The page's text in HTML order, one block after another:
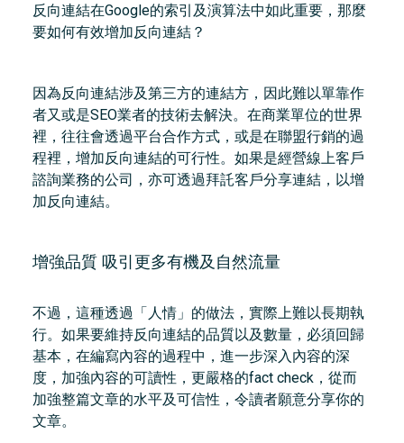
反向連結在Google的索引及演算法中如此重要，那麼
要如何有效增加反向連結？
因為反向連結涉及第三方的連結方，因此難以單靠作
者又或是SEO業者的技術去解決。在商業單位的世界
裡，往往會透過平台合作方式，或是在聯盟行銷的過
程裡，增加反向連結的可行性。如果是經營線上客戶
諮詢業務的公司，亦可透過拜託客戶分享連結，以增
加反向連結。
增強品質 吸引更多有機及自然流量
不過，這種透過「人情」的做法，實際上難以長期執
行。如果要維持反向連結的品質以及數量，必須回歸
基本，在編寫內容的過程中，進一步深入內容的深
度，加強內容的可讀性，更嚴格的fact check，從而
加強整篇文章的水平及可信性，令讀者願意分享你的
文章。